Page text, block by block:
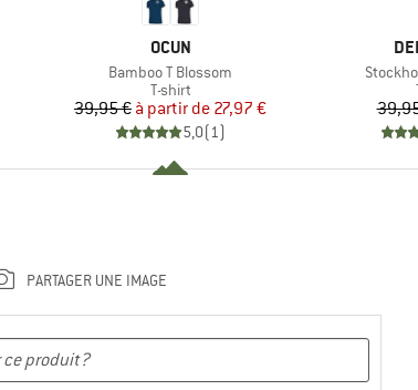
MARQUE
OCUN
Article
Bamboo T Blossom
Product group
T-shirt
Prix
39,95 € Prix réduit
à partir de 27,97 €
5,0(1)
Article
PARTAGER UNE IMAGE